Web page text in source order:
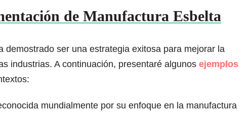
de Manufactura Esbelta
demostrado ser una estrategia exitosa para mejorar la
industrias. A continuación, presentaré algunos ejemplos
mundialmente por su enfoque en la manufactura